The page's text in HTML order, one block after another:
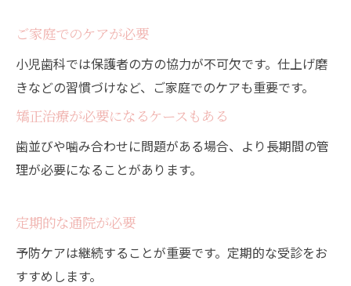
ご家庭でのケアが必要
小児歯科では保護者の方の協力が不可欠です。仕上げ磨
きなどの習慣づけなど、ご家庭でのケアも重要です。
矯正治療が必要になるケースもある
歯並びや噛み合わせに問題がある場合、より長期間の管
理が必要になることがあります。
定期的な通院が必要
予防ケアは継続することが重要です。定期的な受診をお
すすめします。